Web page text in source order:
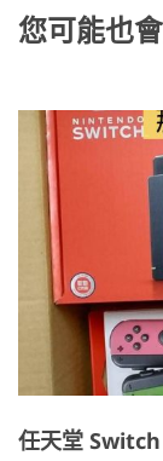
k
您可能也
任天堂 Switch